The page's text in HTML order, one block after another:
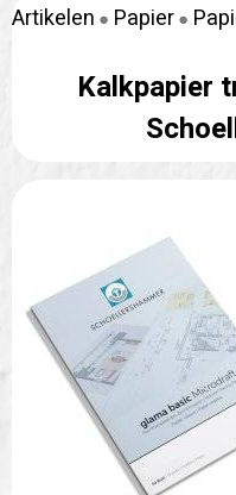
Artikelen Papier
Kalkpapier